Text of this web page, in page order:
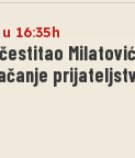
16:35h